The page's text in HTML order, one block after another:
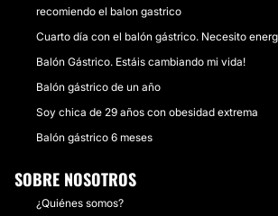
recomiendo el balon gastrico
Cuarto día con el balón gástrico. Necesito
Balón Gástrico. Estáis cambiando mi vida!
Balón gástrico de un año
Soy chica de 29 años con obesidad extrema
Balón gástrico 6 meses
SOBRE NOSOTROS
¿Quiénes somos?